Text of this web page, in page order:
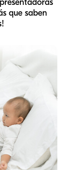
que saben